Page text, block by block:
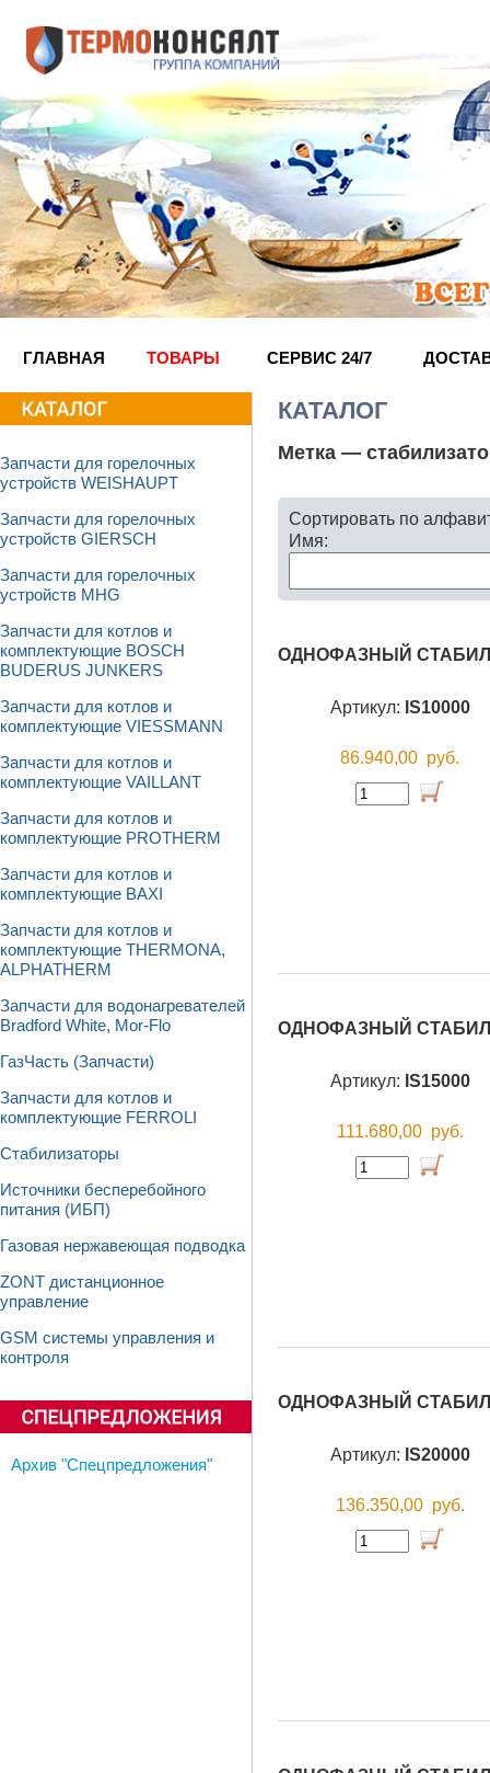
ГЛАВНАЯ ТОВАРЫ СЕРВИС 24/7
Запчасти для горелочных
устройств WEISHAUPT
Запчасти для горелочных
устройств GIERSCH
Запчасти для горелочных
устройств MHG
Запчасти для котлов и
комплектующие BOSCH
BUDERUS JUNKERS
Запчасти для котлов и
комплектующие VIESSMANN
Запчасти для котлов и
комплектующие VAILLANT
Запчасти для котлов и
комплектующие PROTHERM
Запчасти для котлов и
комплектующие BAXI
Запчасти для котлов и
комплектующие THERMONA,
ALPHATHERM
Запчасти для водонагревателей
Bradford White, Mor-Flo
ГазЧасть (Запчасти)
Запчасти для котлов и
комплектующие FERROLI
Стабилизаторы
Источники бесперебойного
питания (ИБП)
Газовая нержавеющая подводка
ZONT дистанционное
управление
GSM системы управления и
контроля
Архив "Спецпредложения"
КАТАЛОГ
Метка —
Сортировать по
Имя:
ОДНОФАЗНЫЙ
Артикул: IS10000
86.940,00 руб.
ОДНОФАЗНЫЙ
Артикул: IS15000
111.680,00 руб.
ОДНОФАЗНЫЙ
Артикул: IS20000
136.350,00 руб.